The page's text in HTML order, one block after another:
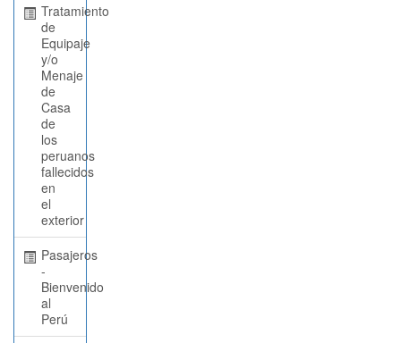
Tratamiento
de
Equipaje
y/o
Menaje
de
Casa
de
los
peruanos
fallecidos
en
el
exterior
Pasajeros
-
Bienvenido
al
Perú